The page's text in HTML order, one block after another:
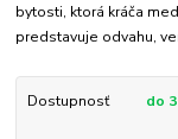
bytosti, ktorá kráča
predstavuje odvahu,
Dostupnosť do